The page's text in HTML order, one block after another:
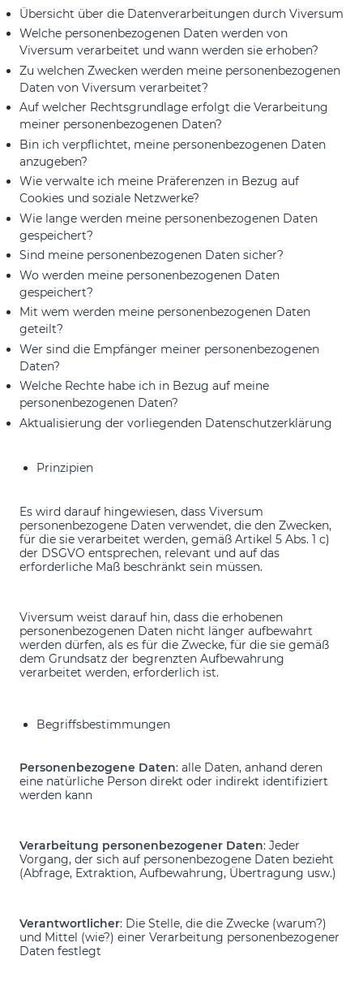
Übersicht über die Datenverarbeitungen durch Viversum
Welche personenbezogenen Daten werden von
Viversum verarbeitet und wann werden sie erhoben?
Zu welchen Zwecken werden meine personenbezogenen
Daten von Viversum verarbeitet?
Auf welcher Rechtsgrundlage erfolgt die Verarbeitung
meiner personenbezogenen Daten?
Bin ich verpflichtet, meine personenbezogenen Daten
anzugeben?
Wie verwalte ich meine Präferenzen in Bezug auf
Cookies und soziale Netzwerke?
Wie lange werden meine personenbezogenen Daten
gespeichert?
Sind meine personenbezogenen Daten sicher?
Wo werden meine personenbezogenen Daten
gespeichert?
Mit wem werden meine personenbezogenen Daten
geteilt?
Wer sind die Empfänger meiner personenbezogenen
Daten?
Welche Rechte habe ich in Bezug auf meine
personenbezogenen Daten?
Aktualisierung der vorliegenden Datenschutzerklärung
Prinzipien
Es wird darauf hingewiesen, dass Viversum
personenbezogene Daten verwendet, die den Zwecken,
für die sie verarbeitet werden, gemäß Artikel 5 Abs. 1 c)
der DSGVO entsprechen, relevant und auf das
erforderliche Maß beschränkt sein müssen.
Viversum weist darauf hin, dass die erhobenen
personenbezogenen Daten nicht länger aufbewahrt
werden dürfen, als es für die Zwecke, für die sie gemäß
dem Grundsatz der begrenzten Aufbewahrung
verarbeitet werden, erforderlich ist.
Begriffsbestimmungen
Personenbezogene Daten: alle Daten, anhand deren
eine natürliche Person direkt oder indirekt identifiziert
werden kann
Verarbeitung personenbezogener Daten: Jeder
Vorgang, der sich auf personenbezogene Daten bezieht
(Abfrage, Extraktion, Aufbewahrung, Übertragung usw.)
Verantwortlicher: Die Stelle, die die Zwecke (warum?)
und Mittel (wie?) einer Verarbeitung personenbezogener
Daten festlegt